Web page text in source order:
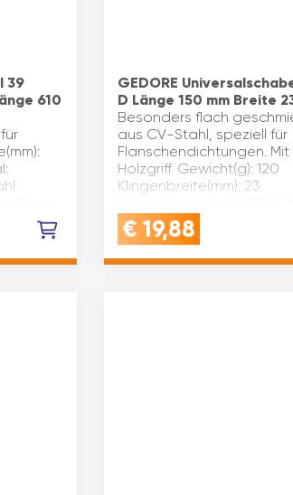
39
610
GEDORE
D Länge 150 mm Breite
Besonders flach
aus CV-Stahl, speziell für
Flanschendichtungen. Mit
Holzgriff. Gewicht(g): 120
Klingenbreite(mm): 23
Spezialstahl Stärke(mm): 2
Marke: G…
€ 19,88